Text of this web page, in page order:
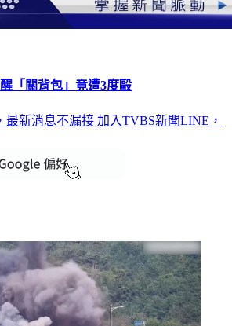
「關背包」竟遭3度毆
最新消息不漏接 加入TVBS新聞LINE，